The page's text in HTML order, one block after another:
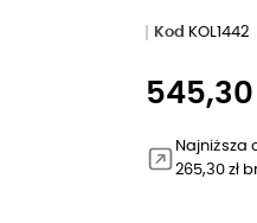
Kod KOL1442
545,30
Najniższa
265,30 zł